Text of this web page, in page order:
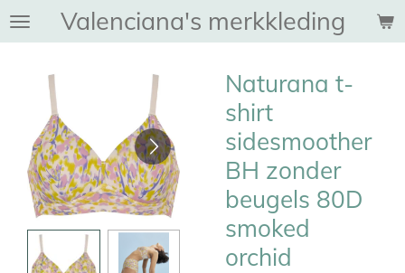
Ga
direct
hoofdinhoud
Valenciana's merkkleding
Naturana t-
shirt
sidesmoother
BH zonder
beugels 80D
smoked
orchid